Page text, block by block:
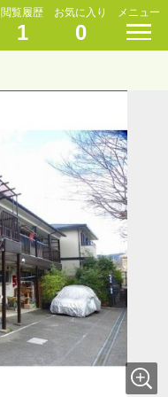
閲覧履歴
1
お気に入り
0
メニュー